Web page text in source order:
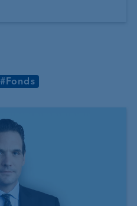
#Fonds